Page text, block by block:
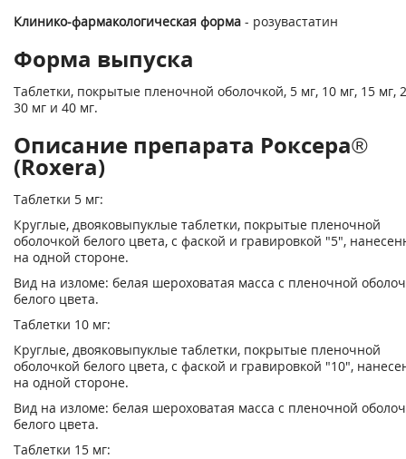
Клинико-фармакологическая форма - розувастатин
Форма выпуска
Таблетки, покрытые пленочной оболочкой, 5 мг, 10 мг, 15 мг,
30 мг и 40 мг.
Описание препарата Роксера®
(Roxera)
Таблетки 5 мг:
Круглые, двояковыпуклые таблетки, покрытые пленочной
оболочкой белого цвета, с фаской и гравировкой "5",
на одной стороне.
Вид на изломе: белая шероховатая масса с пленочной
белого цвета.
Таблетки 10 мг:
Круглые, двояковыпуклые таблетки, покрытые пленочной
оболочкой белого цвета, с фаской и гравировкой "10",
на одной стороне.
Вид на изломе: белая шероховатая масса с пленочной
белого цвета.
Таблетки 15 мг: